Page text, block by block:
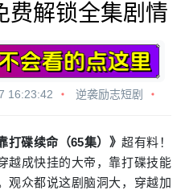
费解锁全集剧情
16:23:42 逆袭励志短剧
打碟续命（65集）》超有料！
越成快挂的大帝，靠打碟技能
观众都说这剧脑洞大，穿越加